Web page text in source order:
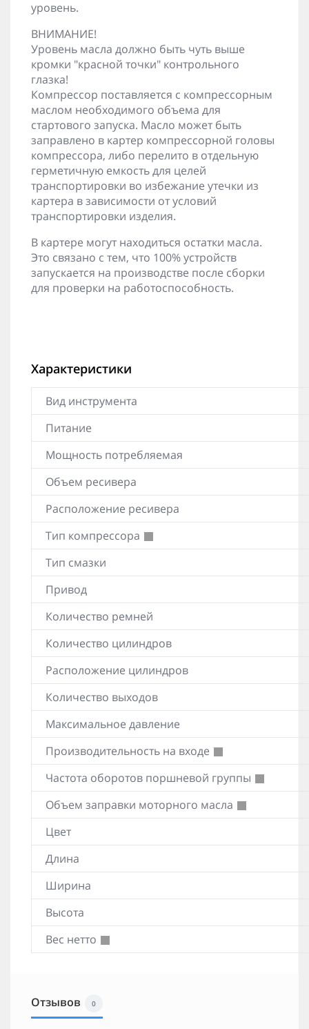
уровень.
ВНИМАНИЕ!
Уровень масла должно быть чуть выше
кромки "красной точки" контрольного
глазка!
Компрессор поставляется с компрессорным
маслом необходимого объема для
стартового запуска. Масло может быть
заправлено в картер компрессорной головы
компрессора, либо перелито в отдельную
герметичную емкость для целей
транспортировки во избежание утечки из
картера в зависимости от условий
транспортировки изделия.
В картере могут находиться остатки масла.
Это связано с тем, что 100% устройств
запускается на производстве после сборки
для проверки на работоспособность.
Характеристики
Вид инструмента
Питание
Мощность потребляемая
Объем ресивера
Расположение ресивера
Тип компрессора
Тип смазки
Привод
Количество ремней
Количество цилиндров
Расположение цилиндров
Количество выходов
Максимальное давление
Производительность на входе
Частота оборотов поршневой группы
Объем заправки моторного масла
Цвет
Длина
Ширина
Высота
Вес нетто
Отзывов 0